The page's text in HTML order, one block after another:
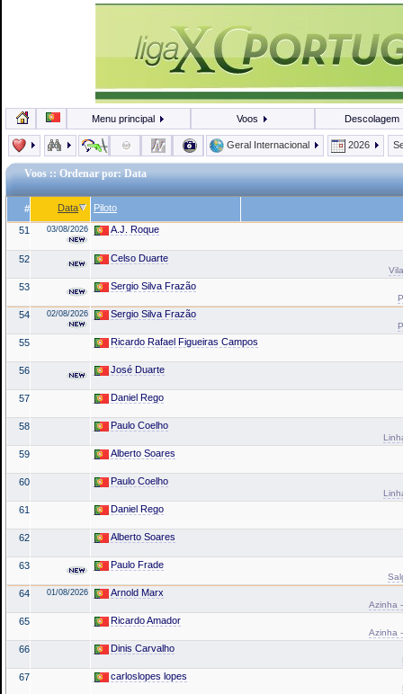
Menu principal Voos Descolagem
Geral Internacional 2026
Voos :: Ordenar por: Data
# Data Piloto
51 03/08/2026 A.J. Roque
52 Celso Duarte
53 Sergio Silva Frazão
54 02/08/2026 Sergio Silva Frazão
55 Ricardo Rafael Figueiras Campos
56 José Duarte
57 Daniel Rego
58 Paulo Coelho
59 Alberto Soares
60 Paulo Coelho
61 Daniel Rego
62 Alberto Soares
63 Paulo Frade
64 01/08/2026 Arnold Marx
Azinha
65 Ricardo Amador
Azinha
66 Dinis Carvalho
67 carloslopes lopes